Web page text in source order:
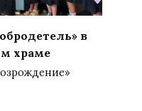
в
храме